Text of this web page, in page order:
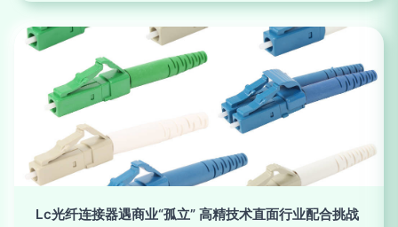
Lc光纤连接器遇商业“孤立” 高精技术直面行业配合挑战